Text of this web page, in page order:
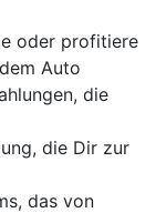
oder profitiere
Auto
die
die Dir zur
das von